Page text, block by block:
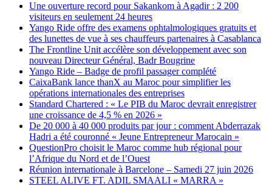
Une ouverture record pour Sakankom à Agadir : 2 200
visiteurs en seulement 24 heures
Yango Ride offre des examens ophtalmologiques gratuits et
des lunettes de vue à ses chauffeurs partenaires à Casablanca
The Frontline Unit accélère son développement avec son
nouveau Directeur Général, Badr Bougrine
Yango Ride – Badge de profil passager complété
CaixaBank lance thanX au Maroc pour simplifier les
opérations internationales des entreprises
Standard Chartered : « Le PIB du Maroc devrait enregistrer
une croissance de 4,5 % en 2026 »
De 20 000 à 40 000 produits par jour : comment Abderrazak
Hadri a été couronné « Jeune Entrepreneur Marocain »
QuestionPro choisit le Maroc comme hub régional pour
l’Afrique du Nord et de l’Ouest
Réunion internationale à Barcelone – Samedi 27 juin 2026
STEEL ALIVE FT. ADIL SMAALI « MARRA »